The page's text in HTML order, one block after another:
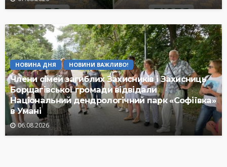
НОВИНА ДНЯ НОВИНИ ВАЖЛИВО!
Члени сімей загиблих Захисників і Захисниць
Борщагівської громади відвідали
Національний дендрологічний парк «Софіївка»
в Умані
06.08.2026